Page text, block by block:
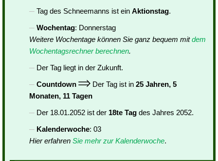
Tag des Schneemanns ist ein Aktionstag.
Wochentag: Donnerstag
Weitere Wochentage können Sie ganz bequem mitdem
Wochentagsrechner berechnen.
Der Tag liegt in der Zukunft.
Countdown
Der Tag ist in 25 Jahren, 5
Monaten, 11 Tagen
Der 18.01.2052 ist der 18te Tag des Jahres 2052.
Kalenderwoche: 03
Hier erfahren Sie mehr zur Kalenderwoche.